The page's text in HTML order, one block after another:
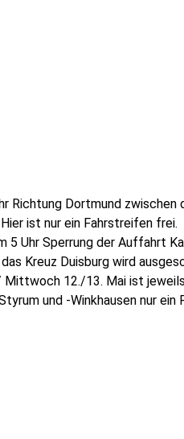
Richtung Dortmund zwischen
ist nur ein Fahrstreifen frei.
5 Uhr Sperrung der Auffahrt
Kreuz Duisburg wird
12./13. Mai ist
und -Winkhausen nur ein